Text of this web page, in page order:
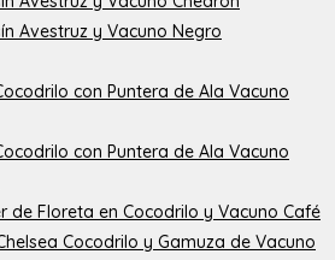
Avestruz y Vacuno Negro
con Puntera de Ala Vacuno
con Puntera de Ala Vacuno
de Floreta en Cocodrilo y Vacuno Café
Cocodrilo y Gamuza de Vacuno